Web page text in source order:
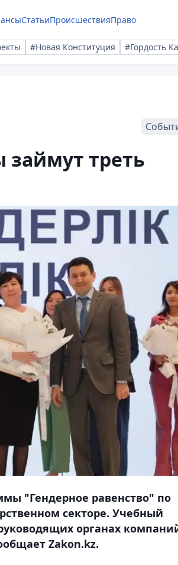
СтатьиПроисшествияПраво
#Новая Конституция #Гордость
треть
"Гендерное равенство" по
секторе. Учебный
органах
Zakon.kz.